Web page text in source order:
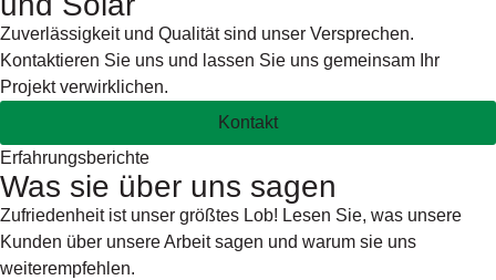
Zuverlässigkeit und Qualität sind unser Versprechen.
Kontaktieren Sie uns und lassen Sie uns gemeinsam Ihr
Projekt verwirklichen.
Kontakt
Erfahrungsberichte
Was sie über uns sagen
Zufriedenheit ist unser größtes Lob! Lesen Sie, was unsere
Kunden über unsere Arbeit sagen und warum sie uns
weiterempfehlen.